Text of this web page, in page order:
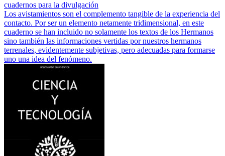
cuadernos para la divulgación
Los avistamientos son el complemento tangible de la experiencia del
contacto. Por ser un elemento netamente tridimensional, en este
cuaderno se han incluido no solamente los textos de los Hermanos
sino también las informaciones vertidas por nuestros hermanos
terrenales, evidentemente subjetivas, pero adecuadas para formarse
uno una idea del fenómeno.